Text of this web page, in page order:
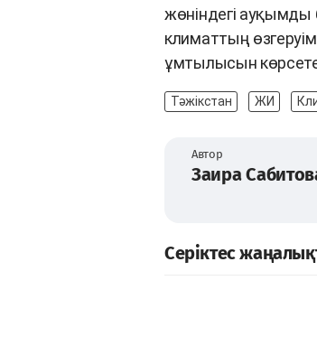
жөніндегі
климаттың
ұмтылысын
Тәжікстан ЖИ
Автор
Заира
Серіктес